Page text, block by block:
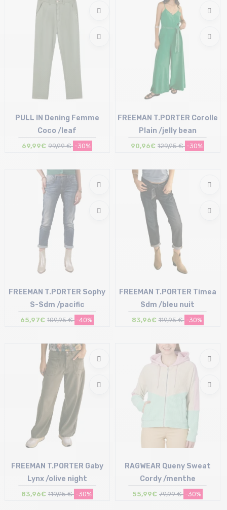
S | M | L
PULL IN Dening Femme
Coco /leaf
69,99€ 99,99 € -30%
M
FREEMAN T.PORTER Corolle
Plain /jelly bean
90,96€ 129,95 € -30%
XS | S | L
FREEMAN T.PORTER Sophy
S-Sdm /pacific
65,97€ 109,95 € -40%
26 | 27 | 28
FREEMAN T.PORTER Timea
Sdm /bleu nuit
83,96€ 119,95 € -30%
FREEMAN T.PORTER Gaby
Lynx /olive night
83,96€ 119,95 € -30%
RAGWEAR Queny Sweat
Cordy /menthe
55,99€ 79,99 € -30%